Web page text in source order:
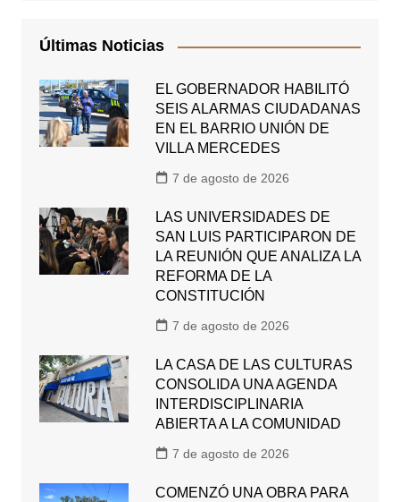
Últimas Noticias
EL GOBERNADOR HABILITÓ
SEIS ALARMAS CIUDADANAS
EN EL BARRIO UNIÓN DE
VILLA MERCEDES
7 de agosto de 2026
LAS UNIVERSIDADES DE
SAN LUIS PARTICIPARON DE
LA REUNIÓN QUE ANALIZA LA
REFORMA DE LA
CONSTITUCIÓN
7 de agosto de 2026
LA CASA DE LAS CULTURAS
CONSOLIDA UNA AGENDA
INTERDISCIPLINARIA
ABIERTA A LA COMUNIDAD
7 de agosto de 2026
COMENZÓ UNA OBRA PARA